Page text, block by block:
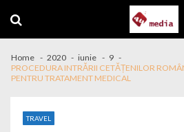
Home 2020 iunie
9
PROCEDURA INTRĂRII CETĂȚENILOR
PENTRU TRATAMENT MEDICAL
TRAVEL